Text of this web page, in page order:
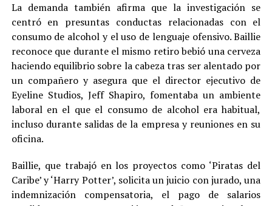
La demanda también afirma que la investigación se
centró en presuntas conductas relacionadas con el
consumo de alcohol y el uso de lenguaje ofensivo. Baillie
reconoce que durante el mismo retiro bebió una cerveza
haciendo equilibrio sobre la cabeza tras ser alentado por
un compañero y asegura que el director ejecutivo de
Eyeline Studios, Jeff Shapiro, fomentaba un ambiente
laboral en el que el consumo de alcohol era habitual,
incluso durante salidas de la empresa y reuniones en su
oficina.
Baillie, que trabajó en los proyectos como ‘Piratas del
Caribe’ y ‘Harry Potter’, solicita un juicio con jurado, una
indemnización compensatoria, el pago de salarios